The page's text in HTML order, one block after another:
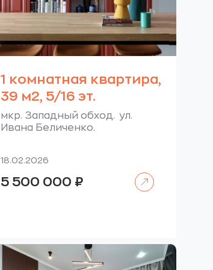
1 комнатная квартира,
39 м2, 5/16 эт.
мкр. Западный обход. ул.
Ивана Беличенко.
18.02.2026
5 500 000 ₽